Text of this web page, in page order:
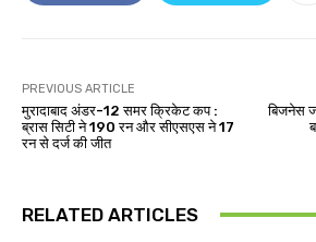
PREVIOUS ARTICLE
मुरादाबाद अंडर-12 समर क्रिकेट कप :
ब्रास सिटी ने 190 रन और सीएसएस ने 17
रन से दर्ज की जीत
बिजनेस
RELATED ARTICLES